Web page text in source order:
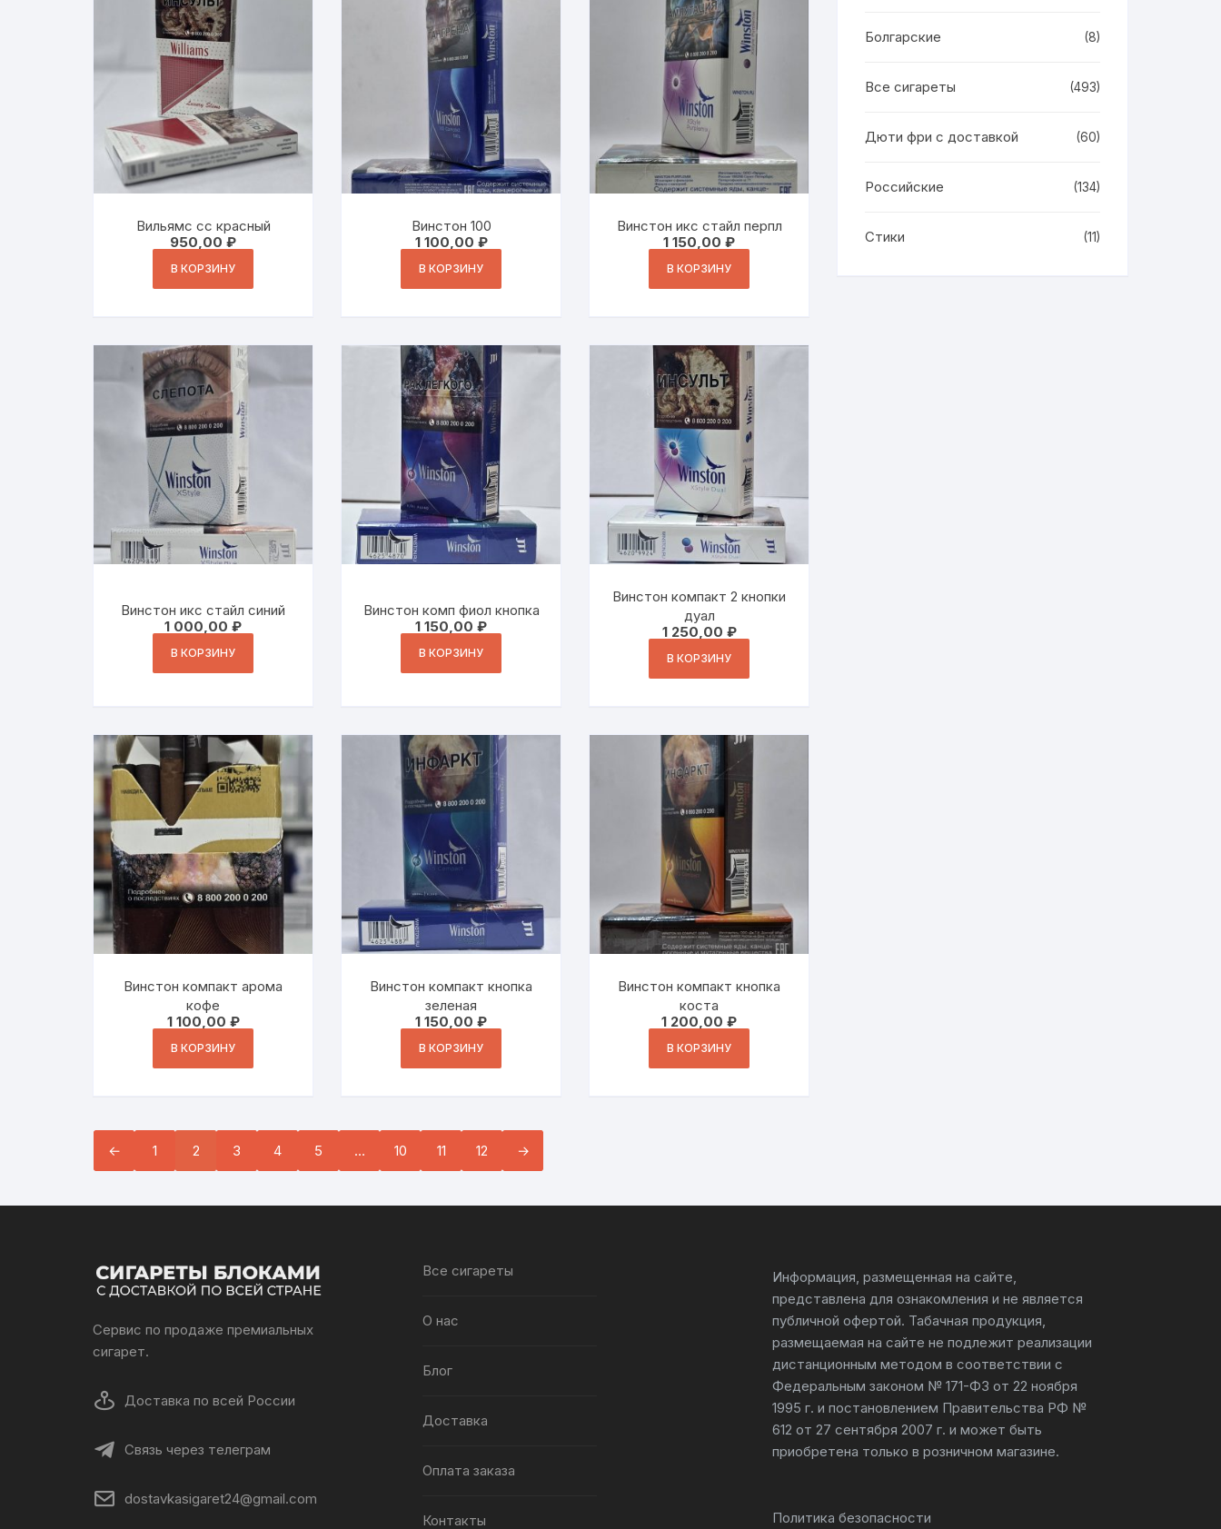
Вильямс сс красный
950,00 ₽
В КОРЗИНУ
Винстон 100
1 100,00 ₽
В КОРЗИНУ
Винстон икс стайл перпл
1 150,00 ₽
В КОРЗИНУ
Винстон икс стайл синий
1 000,00 ₽
В КОРЗИНУ
Винстон комп фиол кнопка
1 150,00 ₽
В КОРЗИНУ
Винстон компакт 2 кнопки
дуал
1 250,00 ₽
В КОРЗИНУ
Винстон компакт арома
кофе
1 100,00 ₽
В КОРЗИНУ
Винстон компакт кнопка
зеленая
1 150,00 ₽
В КОРЗИНУ
Винстон компакт кнопка
коста
1 200,00 ₽
В КОРЗИНУ
← 1 2 3 4 5 … 10 11 12 →
Болгарские (8)
Все сигареты (493)
Дюти фри с доставкой (60)
Российские (134)
Стики (11)
Сервис по продаже премиальных
сигарет.
Доставка по всей России
Связь через телеграм
dostavkasigaret24@gmail.com
Все сигареты
О нас
Блог
Доставка
Оплата заказа
Контакты
Информация, размещенная на сайте,
представлена для ознакомления и не является
публичной офертой. Табачная продукция,
размещаемая на сайте не подлежит реализации
дистанционным методом в соответствии с
Федеральным законом № 171-ФЗ от 22 ноября
1995 г. и постановлением Правительства РФ №
612 от 27 сентября 2007 г. и может быть
приобретена только в розничном магазине.
Политика безопасности